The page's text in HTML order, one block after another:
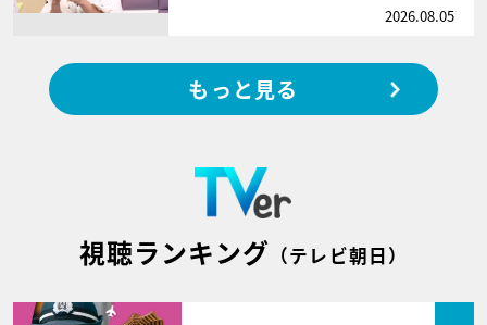
2026.08.05
もっと見る
視聴ランキング （テレビ朝日）